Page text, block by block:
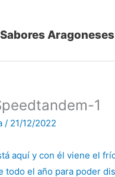
Sabores Aragoneses
1
/ 21/12/2022